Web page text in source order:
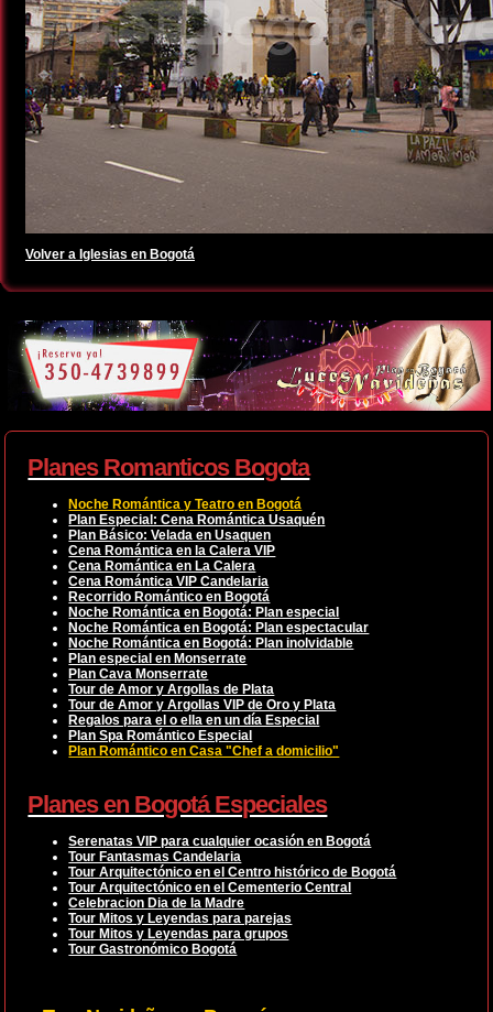
Volver a Iglesias en Bogotá
Planes Romanticos Bogota
Noche Romántica y Teatro en Bogotá
Plan Especial: Cena Romántica Usaquén
Plan Básico: Velada en Usaquen
Cena Romántica en la Calera VIP
Cena Romántica en La Calera
Cena Romántica VIP Candelaria
Recorrido Romántico en Bogotá
Noche Romántica en Bogotá: Plan especial
Noche Romántica en Bogotá: Plan espectacular
Noche Romántica en Bogotá: Plan inolvidable
Plan especial en Monserrate
Plan Cava Monserrate
Tour de Amor y Argollas de Plata
Tour de Amor y Argollas VIP de Oro y Plata
Regalos para el o ella en un día Especial
Plan Spa Romántico Especial
Plan Romántico en Casa "Chef a domicilio"
Planes en Bogotá Especiales
Serenatas VIP para cualquier ocasión en Bogotá
Tour Fantasmas Candelaria
Tour Arquitectónico en el Centro histórico de Bogotá
Tour Arquitectónico en el Cementerio Central
Celebracion Dia de la Madre
Tour Mitos y Leyendas para parejas
Tour Mitos y Leyendas para grupos
Tour Gastronómico Bogotá